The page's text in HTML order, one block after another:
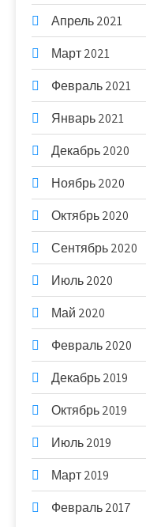
Апрель 2021
Март 2021
Февраль 2021
Январь 2021
Декабрь 2020
Ноябрь 2020
Октябрь 2020
Сентябрь 2020
Июль 2020
Май 2020
Февраль 2020
Декабрь 2019
Октябрь 2019
Июль 2019
Март 2019
Февраль 2017